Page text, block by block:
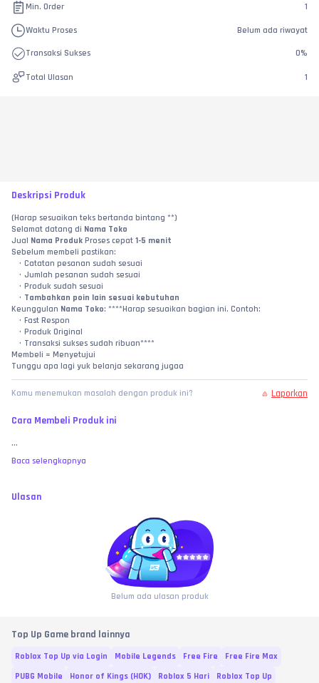
Min. Order 1
Waktu Proses Belum ada riwayat
Transaksi Sukses 0%
Total Ulasan 1
Deskripsi Produk
(Harap sesuaikan teks bertanda bintang **)
Selamat datang di Nama Toko
Jual Nama Produk Proses cepat 1-5 menit
Sebelum membeli pastikan:
Catatan pesanan sudah sesuai
Jumlah pesanan sudah sesuai
Produk sudah sesuai
Tambahkan poin lain sesuai kebutuhan
Keunggulan Nama Toko: ****Harap sesuaikan bagian ini. Contoh:
Fast Respon
Produk Original
Transaksi sukses sudah ribuan****
Membeli = Menyetujui
Tunggu apa lagi yuk belanja sekarang jugaa
Kamu menemukan masalah dengan produk ini? Laporkan
Cara Membeli Produk ini
...
Baca selengkapnya
Ulasan
Belum ada ulasan produk
Top Up Game brand lainnya
Roblox Top Up via Login Mobile Legends Free Fire
Free Fire Max
PUBG Mobile
Honor of Kings (HOK) Roblox 5 Hari
Roblox Top Up